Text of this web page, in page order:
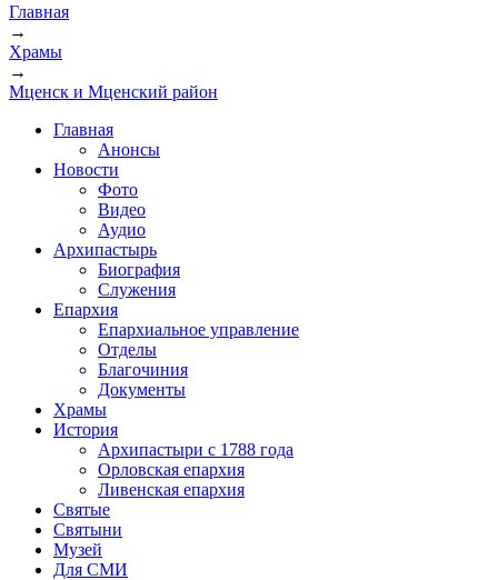
Главная
→
Храмы
→
Мценск и Мценский район
Главная
Анонсы
Новости
Фото
Видео
Аудио
Архипастырь
Биография
Служения
Епархия
Епархиальное управление
Отделы
Благочиния
Документы
Храмы
История
Архипастыри с 1788 года
Орловская епархия
Ливенская епархия
Святые
Святыни
Музей
Для СМИ